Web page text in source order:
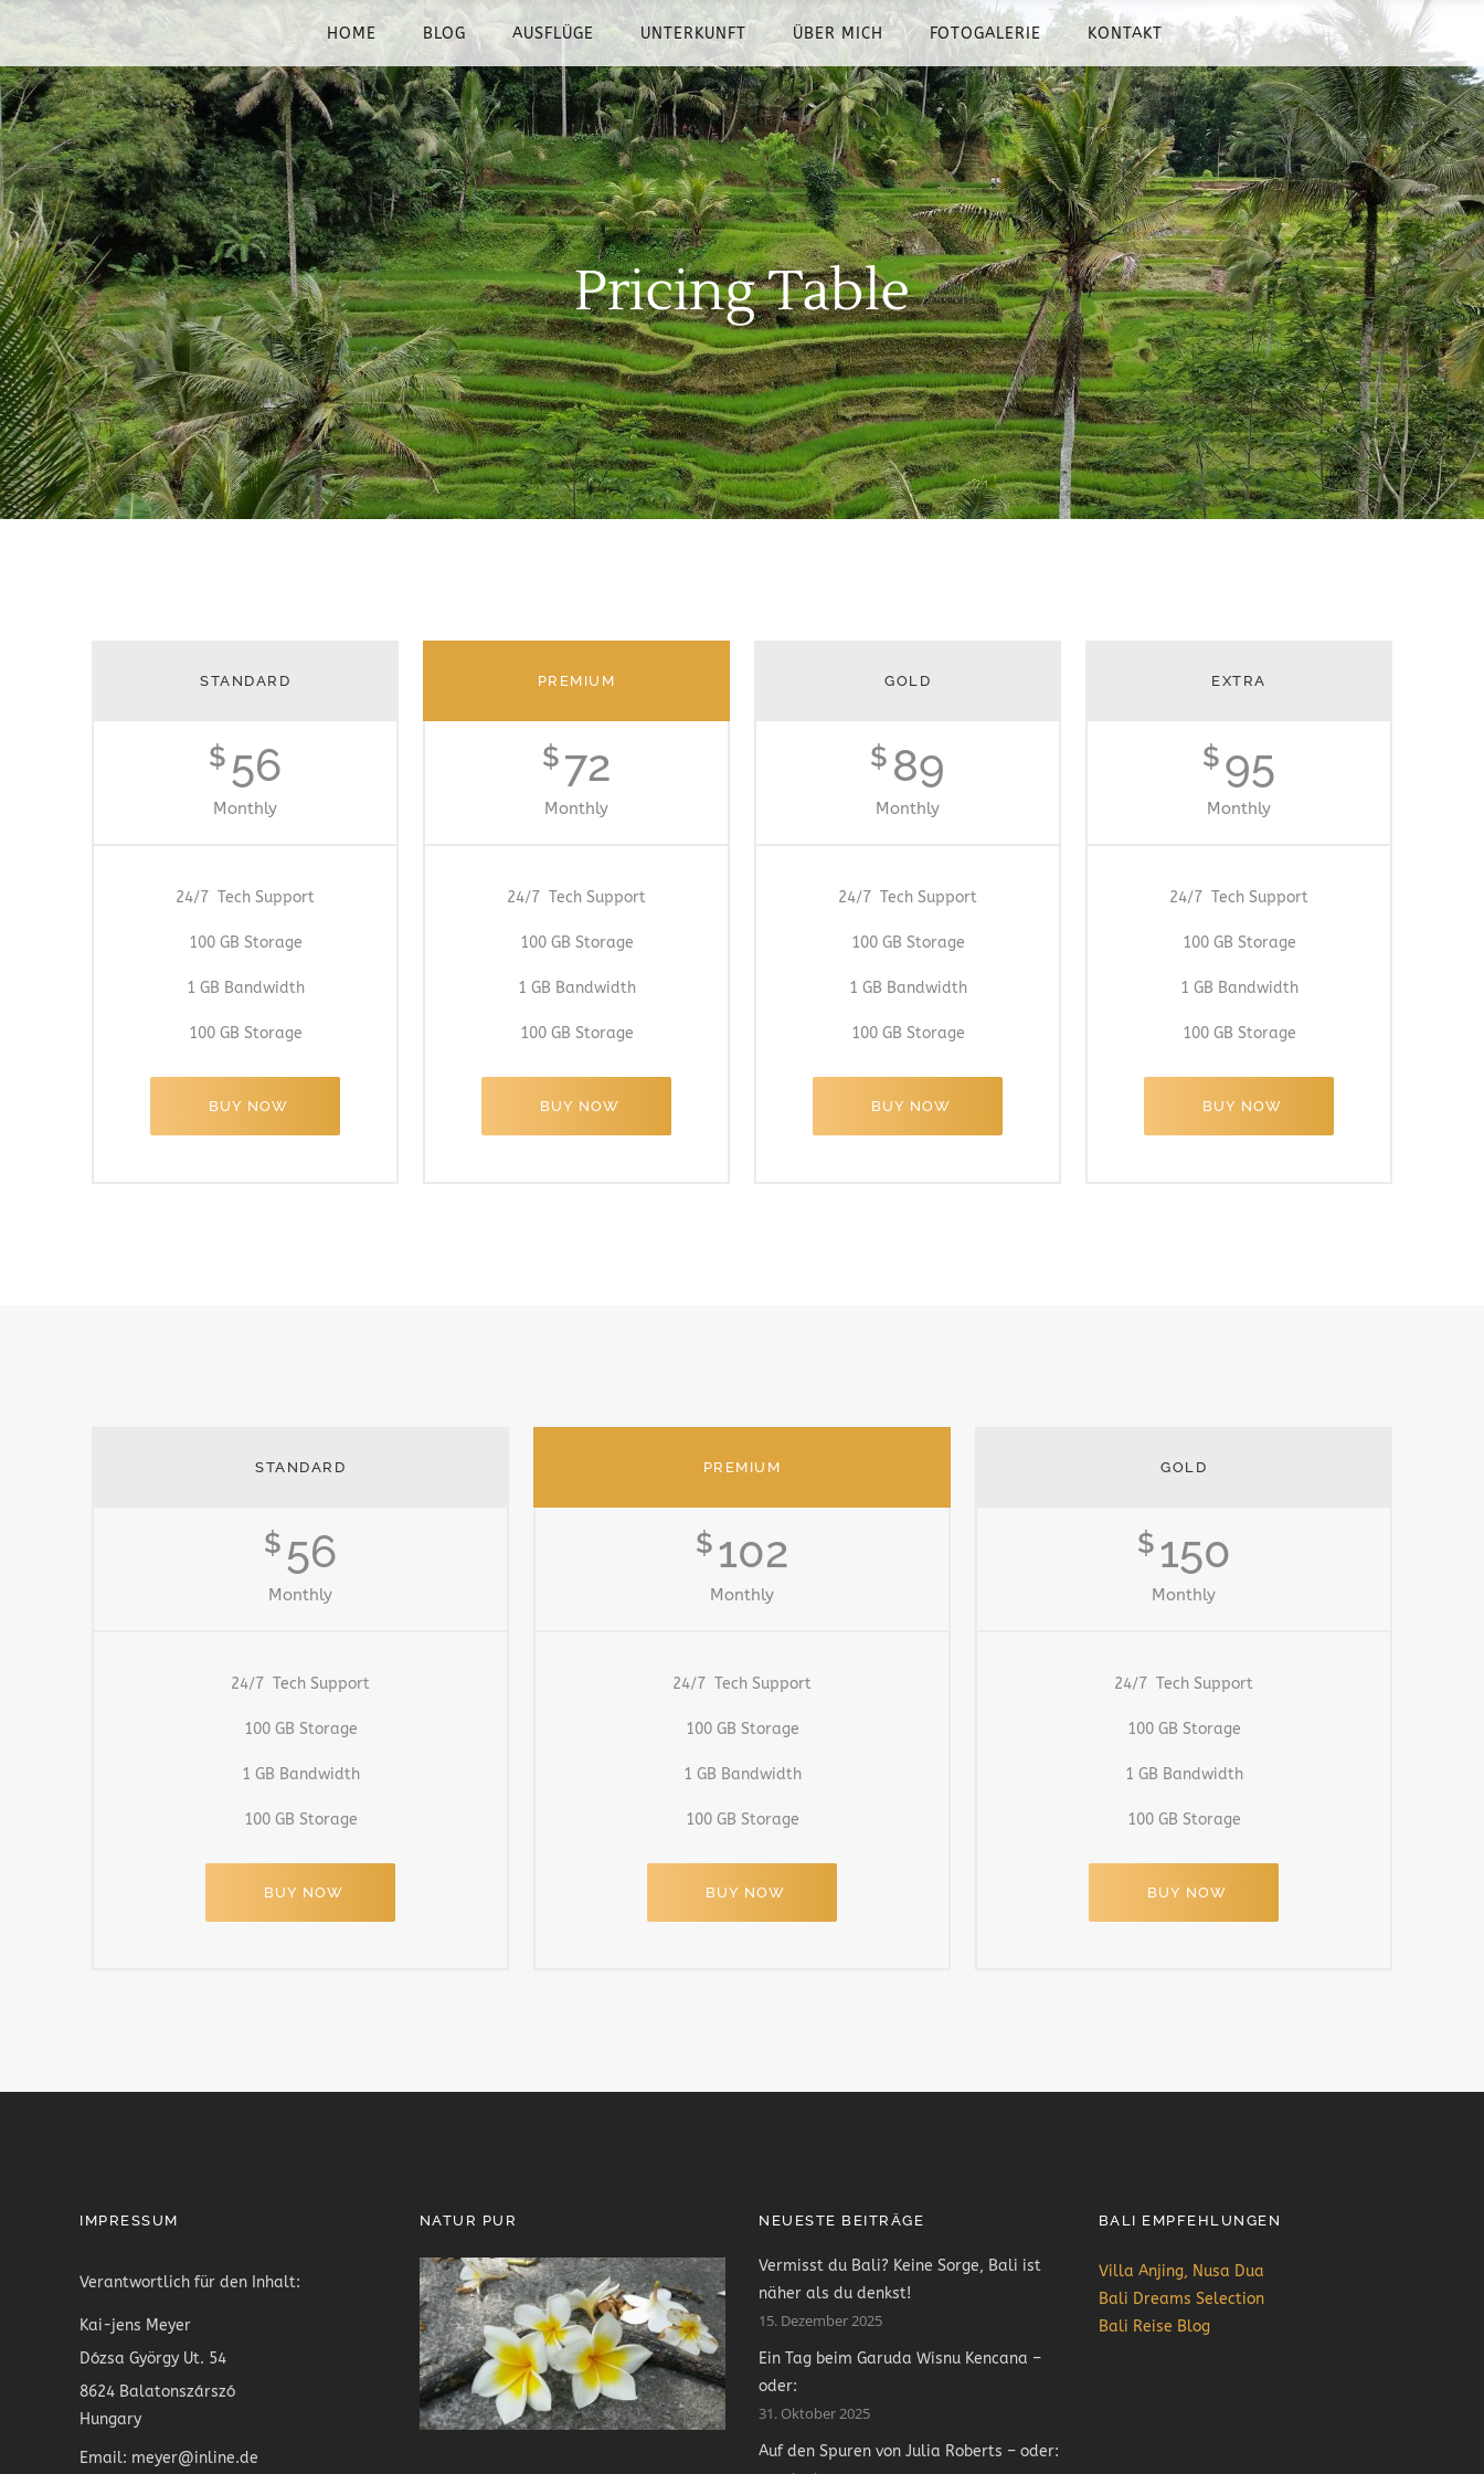
HOME BLOG AUSFLÜGE UNTERKUNFT ÜBER MICH FOTOGALERIE KONTAKT
Pricing Table
STANDARD
$ 56
Monthly
24/7 Tech Support
100 GB Storage
1 GB Bandwidth
100 GB Storage
BUY NOW
PREMIUM
$ 72
Monthly
24/7 Tech Support
100 GB Storage
1 GB Bandwidth
100 GB Storage
BUY NOW
GOLD
$ 89
Monthly
24/7 Tech Support
100 GB Storage
1 GB Bandwidth
100 GB Storage
BUY NOW
EXTRA
$ 95
Monthly
24/7 Tech Support
100 GB Storage
1 GB Bandwidth
100 GB Storage
BUY NOW
STANDARD
$ 56
Monthly
24/7 Tech Support
100 GB Storage
1 GB Bandwidth
100 GB Storage
BUY NOW
PREMIUM
$ 102
Monthly
24/7 Tech Support
100 GB Storage
1 GB Bandwidth
100 GB Storage
BUY NOW
GOLD
$ 150
Monthly
24/7 Tech Support
100 GB Storage
1 GB Bandwidth
100 GB Storage
BUY NOW
IMPRESSUM
Verantwortlich für den Inhalt:
Kai-jens Meyer
Dózsa György Ut. 54
8624 Balatonszárszó
Hungary
Email: meyer@inline.de
NATUR PUR NEUESTE BEITRÄGE
Vermisst du Bali? Keine Sorge, Bali ist
näher als du denkst!
15. Dezember 2025
Ein Tag beim Garuda Wisnu Kencana –
oder:
31. Oktober 2025
Auf den Spuren von Julia Roberts – oder:
BALI EMPFEHLUNGEN
Villa Anjing, Nusa Dua
Bali Dreams Selection
Bali Reise Blog